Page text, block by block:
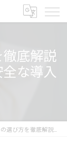
底解説
な導入
初心者でも失敗しない安全な導入ポイント